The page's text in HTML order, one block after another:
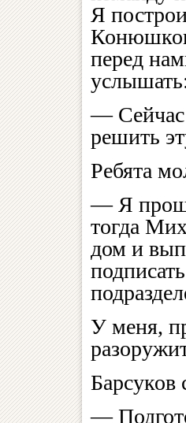
Я
перед
— Сейчас
решить
Ребята
— Я
тогда
дом и
У меня,
—